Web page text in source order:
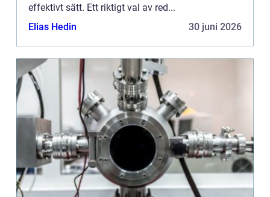
effektivt sätt. Ett riktigt val av red...
Elias Hedin
30 juni 2026